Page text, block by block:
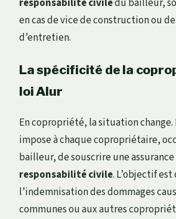
responsabilité civiledu bailleur,
en cas de vice de construction ou
d’entretien.
La spécificité de la
loi Alur
En copropriété, la situation change.
impose à chaque copropriétaire,
bailleur, de souscrire une
responsabilité civile. L’objectif
l’indemnisation des dommages
communes ou aux autres